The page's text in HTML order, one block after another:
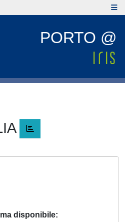
PORTO @
disponibile